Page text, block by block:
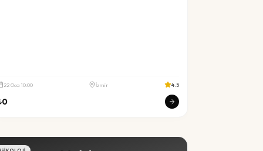
22 Oca 10:00 İzmir 4.5
0